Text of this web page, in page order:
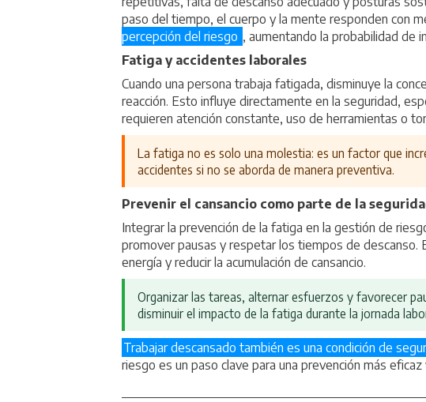
paso del tiempo, el cuerpo y la mente responden con
percepción del riesgo , aumentando la probabilidad de
Fatiga y accidentes laborales
Cuando una persona trabaja fatigada, disminuye la
reacción. Esto influye directamente en la seguridad,
requieren atención constante, uso de herramientas o
La fatiga no es solo una molestia: es un factor que
accidentes si no se aborda de manera preventiva.
Prevenir el cansancio como parte de la
Integrar la prevención de la fatiga en la gestión de
promover pausas y respetar los tiempos de descanso.
energía y reducir la acumulación de cansancio.
Organizar las tareas, alternar esfuerzos y favorecer
disminuir el impacto de la fatiga durante la jornada
Trabajar descansado también es una condición de
riesgo es un paso clave para una prevención más